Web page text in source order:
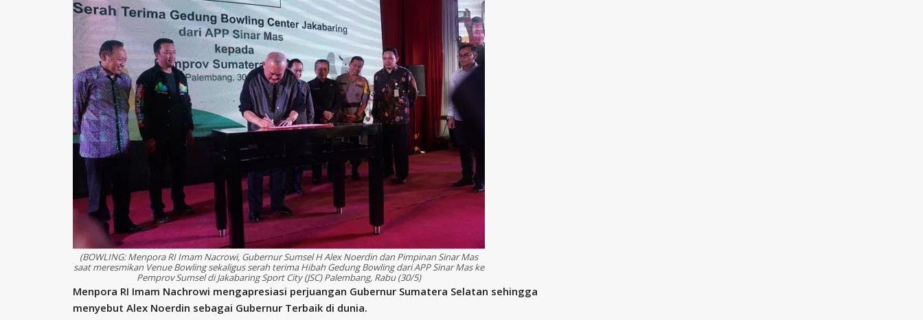
(BOWLING: Menpora RI Imam Nacrowi, Gubernur Sumsel H Alex Noerdin dan Pimpinan Sinar Mas
saat meresmikan Venue Bowling sekaligus serah terima Hibah Gedung Bowling dari APP Sinar Mas ke
Pemprov Sumsel di Jakabaring Sport City (JSC) Palembang, Rabu (30/5)
Menpora RI Imam Nachrowi mengapresiasi perjuangan Gubernur Sumatera Selatan sehingga
menyebut Alex Noerdin sebagai Gubernur Terbaik di dunia.